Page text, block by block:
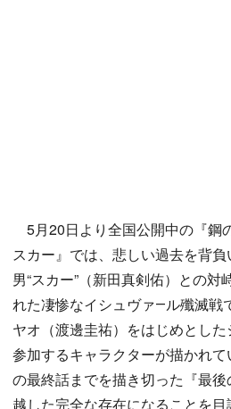
5月20日より全国公開中の『鋼
スカー』では、悲しい過去を背
男“スカー”（新田真剣佑）との対
れた凄惨なイシュヴァ―ル殲滅戦
ヤオ（渡邊圭祐）をはじめとし
参加するキャラクターが描かれ
の最終話までを描き切った『最
越した完全な存在になることを目